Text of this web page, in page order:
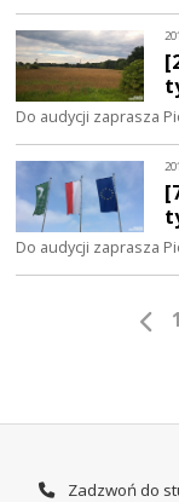
Do audycji zaprasza
Do audycji zaprasza
1
Zadzwoń do